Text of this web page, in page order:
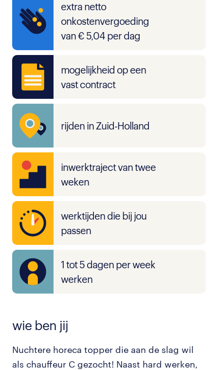
extra netto
onkostenvergoeding
van € 5,04 per dag
mogelijkheid op een
vast contract
rijden in Zuid-Holland
inwerktraject van twee
weken
werktijden die bij jou
passen
1 tot 5 dagen per week
werken
wie ben jij
Nuchtere horeca topper die aan de slag wil
als chauffeur C gezocht! Naast hard werken,